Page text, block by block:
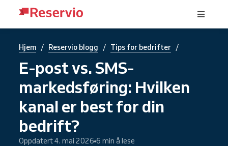
Hjem / Reservio blogg / Tips for bedrifter /
E-post vs. SMS-
markedsføring: Hvilken
kanal er best for din
bedrift?
Oppdatert 4. mai 2026 6 min å lese